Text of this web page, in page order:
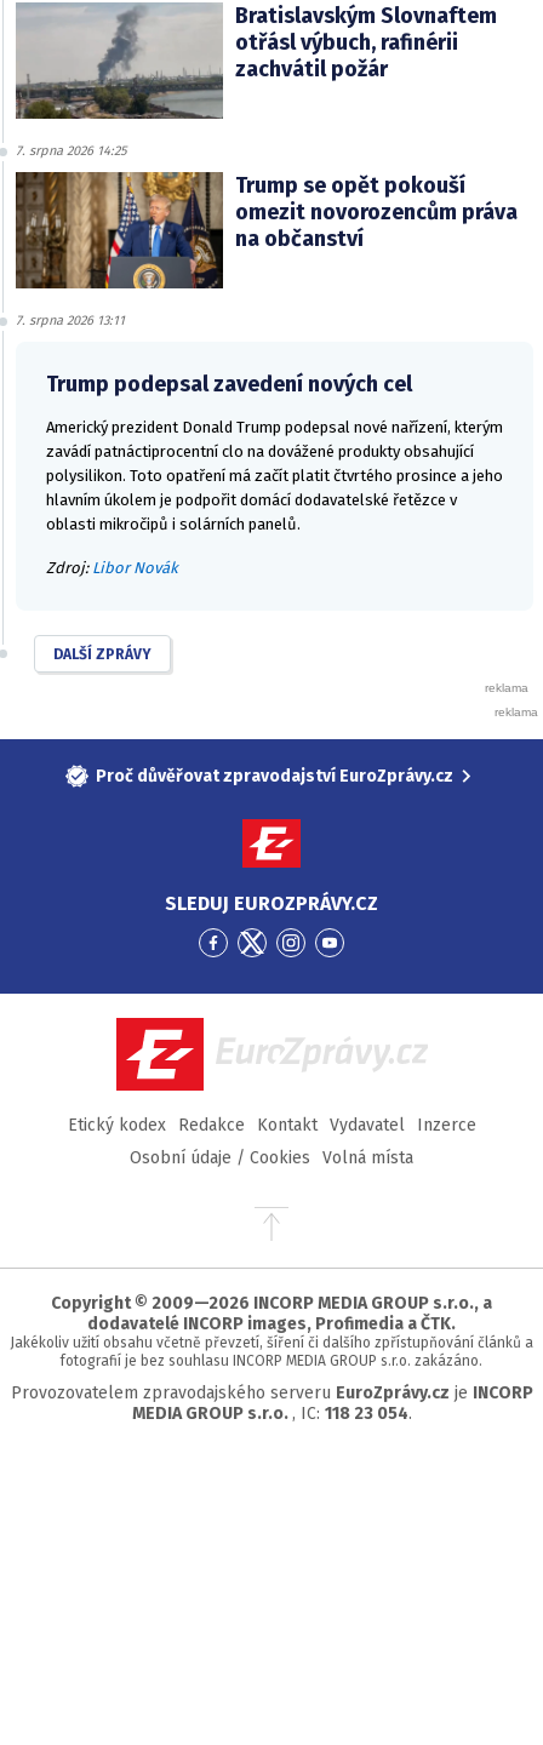
Bratislavským Slovnaftem
otřásl výbuch, rafinérii
zachvátil požár
7. srpna 2026 14:25
Trump se opět pokouší
omezit novorozencům práva
na občanství
7. srpna 2026 13:11
Trump podepsal zavedení nových cel
Americký prezident Donald Trump podepsal nové nařízení, kterým
zavádí patnáctiprocentní clo na dovážené produkty obsahující
polysilikon. Toto opatření má začít platit čtvrtého prosince a jeho
hlavním úkolem je podpořit domácí dodavatelské řetězce v
oblasti mikročipů i solárních panelů.
Zdroj: Libor Novák
DALŠÍ ZPRÁVY
Proč důvěřovat zpravodajství EuroZprávy.cz
SLEDUJ EUROZPRÁVY.CZ
Přejít
Facebook
Přejít
Twitter
Přejít
Instagram
Přejít
YouTube
EuroZprávy.cz
Etický kodex Redakce Kontakt Vydavatel
Inzerce
Osobní údaje / Cookies
Volná místa
Přejít
stránky
Copyright © 2009—2026 INCORP MEDIA GROUP s.r.o., a
dodavatelé INCORP images, Profimedia a ČTK.
Jakékoliv užití obsahu včetně převzetí, šíření či dalšího zpřístupňování článků a
fotografií je bez souhlasu INCORP MEDIA GROUP s.r.o. zakázáno.
Provozovatelem zpravodajského serveru EuroZprávy.cz je INCORP
MEDIA GROUP s.r.o. , IC: 118 23 054.